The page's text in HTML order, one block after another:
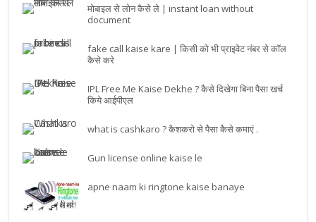
मोबाइल से लोन कैसे ले | instant loan without
document
fake call kaise kare | किसी को भी प्राइवेट नंबर से कॉल
कैसे करे
IPL Free Me Kaise Dekhe ? कैसे दिखेगा बिना पैसा खर्च
किये आईपीएल
what is cashkaro ? कैशकरो से पैसा कैसे कमाएं .
Gun license online kaise le
apne naam ki ringtone kaise banaye